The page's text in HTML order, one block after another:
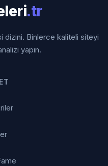
.tr
dizini. Binlerce kaliteli siteyi
yapın.